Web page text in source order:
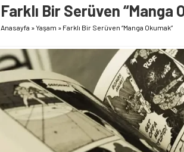
Farklı Bir Serüven “Manga
Anasayfa »Yaşam » Farklı Bir Serüven “Manga Okumak”